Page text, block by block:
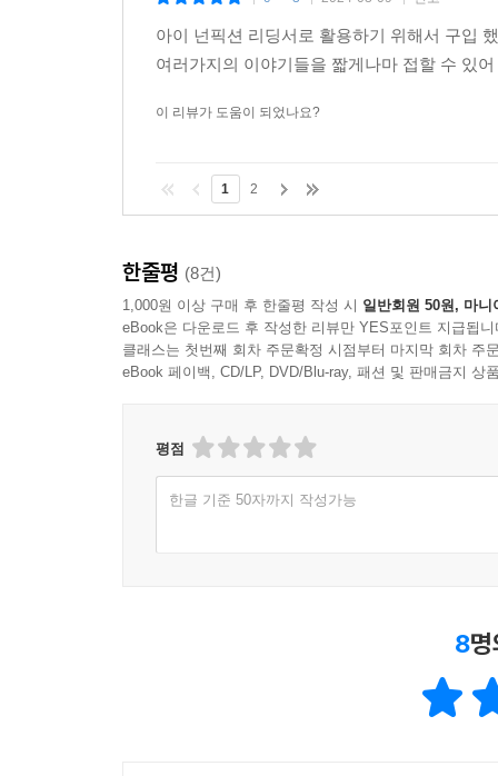
아이 넌픽션 리딩서로 활용하기 위해서 구입
여러가지의 이야기들을 짧게나마 접할 수 있
이 리뷰가 도움이 되었나요?
1 2
한줄평 (8건)
1,000원 이상 구매 후 한줄평 작성 시 일반회원 50원, 마니
eBook은 다운로드 후 작성한 리뷰만 YES포인트 지급됩니
클래스는 첫번째 회차 주문확정 시점부터 마지막 회차 주
eBook 페이백, CD/LP, DVD/Blu-ray, 패션 및 판매금지 상
평점
한글 기준 50자까지 작성가능
8